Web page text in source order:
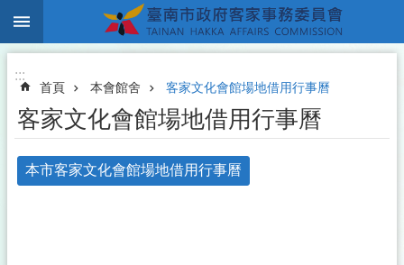
跳到主要內容區塊
:::
首頁 本會館舍 客家文化會館場地借用行事曆
客家文化會館場地借用行事曆
本市客家文化會館場地借用行事曆